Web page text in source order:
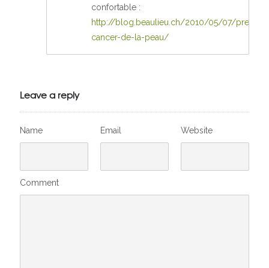
confortable :
http://blog.beaulieu.ch/2010/05/07/
cancer-de-la-peau/
Leave a reply
Name Email Website
Comment